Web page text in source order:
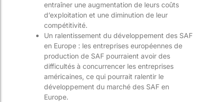
entraîner une augmentation de leurs coûts
d’exploitation et une diminution de leur
compétitivité.
Un ralentissement du développement des SAF
en Europe : les entreprises européennes de
production de SAF pourraient avoir des
difficultés à concurrencer les entreprises
américaines, ce qui pourrait ralentir le
développement du marché des SAF en
Europe.